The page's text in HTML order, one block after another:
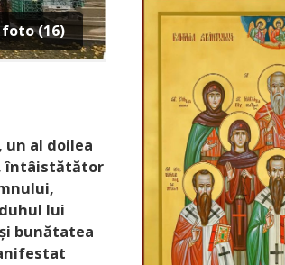
(16)
al doilea
întâistătător
lui
bunătatea